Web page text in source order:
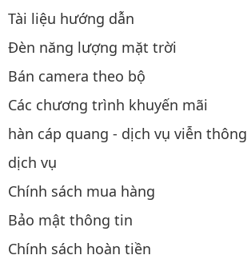
Tài liệu hướng dẫn
Đèn năng lượng mặt trời
Bán camera theo bộ
Các chương trình khuyến mãi
hàn cáp quang - dịch vụ viễn thông
dịch vụ
Chính sách mua hàng
Bảo mật thông tin
Chính sách hoàn tiền